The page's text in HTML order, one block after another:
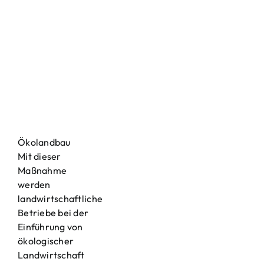
Ökolandbau
Mit dieser
Maßnahme
werden
landwirtschaftliche
Betriebe bei der
Einführung von
ökologischer
Landwirtschaft